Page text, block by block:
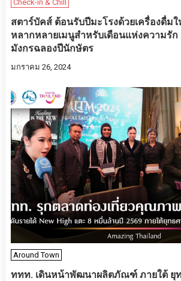
Check-in & Chill
สตาร์บัคส์ ต้อนรับปีมะโรงด้วยเครื่องดื่ม
หลากหลายเมนูสำหรับเดือนแห่งความรัก
มังกรฉลองปีนักษัตร
มกราคม 26, 2024
Around Town
ททท. เดินหน้าพัฒนาผลิตภัณฑ์ ภายใต้ ยุ